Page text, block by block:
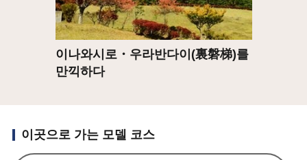
이나와시로・우라반다이(裏磐梯)를
만끽하다
이곳으로 가는 모델 코스